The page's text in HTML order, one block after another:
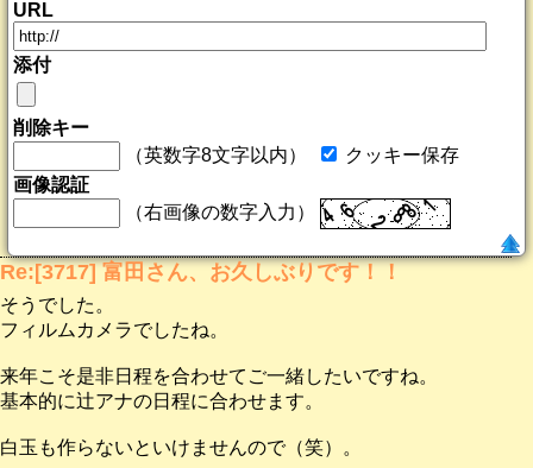
URL
添付
削除キー
（英数字8文字以内）
クッキー保存
画像認証
（右画像の数字入力）
Re:[3717] 富田さん、お久しぶりです！！
そうでした。
フィルムカメラでしたね。
来年こそ是非日程を合わせてご一緒したいですね。
基本的に辻アナの日程に合わせます。
白玉も作らないといけませんので（笑）。